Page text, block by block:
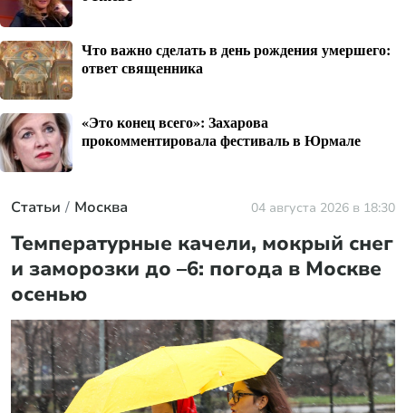
Что важно сделать в день рождения умершего:
ответ священника
«Это конец всего»: Захарова
прокомментировала фестиваль в Юрмале
Статьи Москва 04 августа 2026 в 18:30
Температурные качели, мокрый снег
и заморозки до –6: погода в Москве
осенью